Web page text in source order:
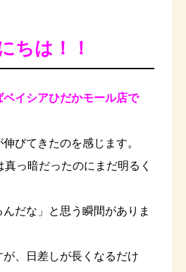
ちは！！
ベイシアひだかモール店で
びてきたのを感じます。
っ暗だったのにまだ明るく
んだな」と思う瞬間がありま
、日差しが長くなるだけ